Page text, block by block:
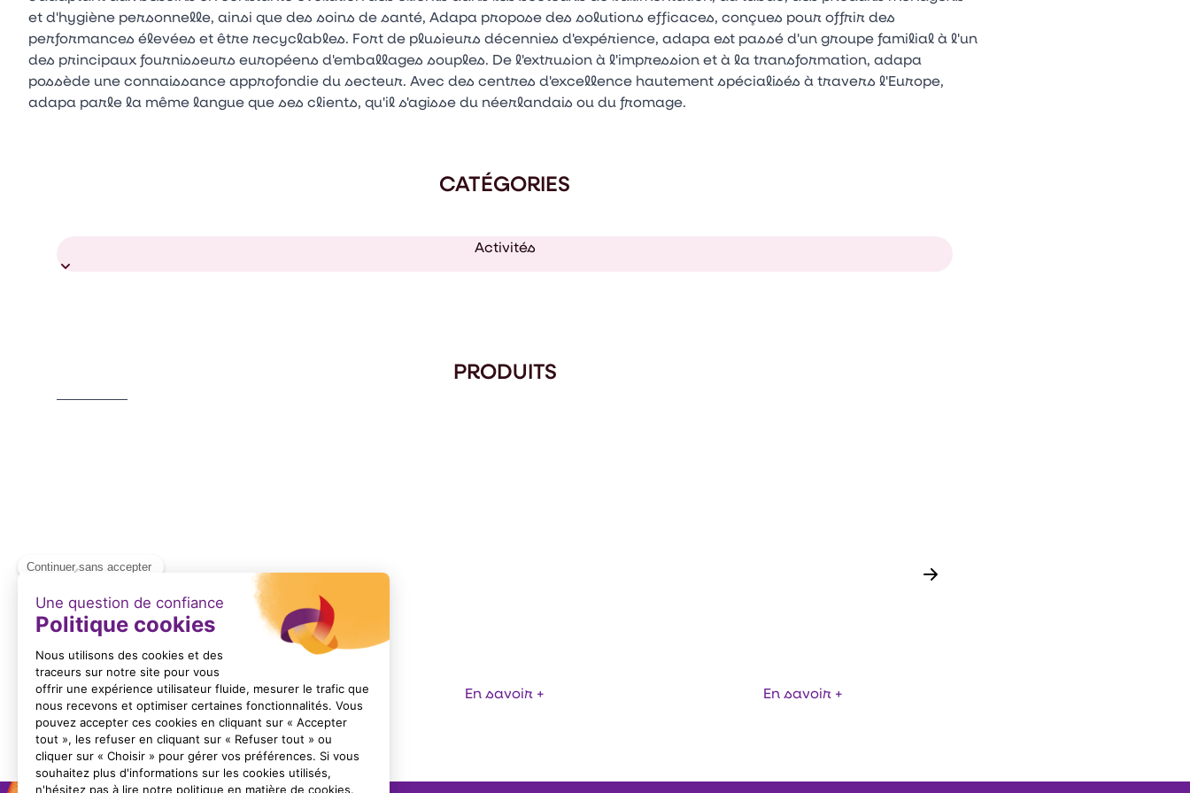
et d'hygiène personnelle, ainsi que des soins de santé, Adapa propose des solutions efficaces, conçues pour offrir des
performances élevées et être recyclables. Fort de plusieurs décennies d'expérience, adapa est passé d'un groupe familial à l'un
des principaux fournisseurs européens d'emballages souples. De l'extrusion à l'impression et à la transformation, adapa
possède une connaissance approfondie du secteur. Avec des centres d'excellence hautement spécialisés à travers l'Europe,
adapa parle la même langue que ses clients, qu'il s'agisse du néerlandais ou du fromage.
CATÉGORIES
Activités
PRODUITS
PAPERFLOW(RE) P-TYPE
En savoir +
MONOTOP(RE) P-TYPE AND C-BASE
En savoir + En savoir +
Item
1
of